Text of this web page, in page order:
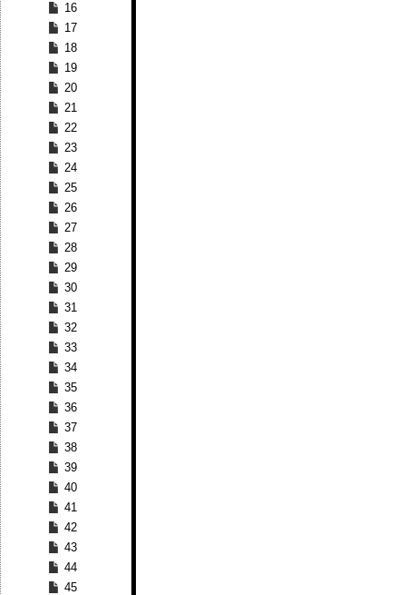
16
17
18
19
20
21
22
23
24
25
26
27
28
29
30
31
32
33
34
35
36
37
38
39
40
41
42
43
44
45